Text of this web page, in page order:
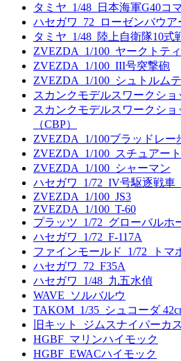
タミヤ_1/48_日本海軍G40コ
ハセガワ_72_ローゼンバウア
タミヤ_1/48_陸上自衛隊10式
ZVEZDA_1/100_ヤークトテ
ZVEZDA_1/100_III号突撃砲
ZVEZDA_1/100_シュトルム
スカンクモデルスワークショ
スカンクモデルスワークショ
（CBP）
ZVEZDA_1/100ブラッドレー
ZVEZDA_1/100_スチュアート
ZVEZDA_1/100_シャーマン
ハセガワ_1/72_IV号駆逐戦車
ZVEZDA_1/100_JS3
ZVEZDA_1/100_T-60
プラッツ_1/72_グローバルホ
ハセガワ_1/72_F-117A
ファインモールド_1/72_トマ
ハセガワ_72_F35A
ハセガワ_1/48_九五水偵
WAVE_ソルバルウ
TAKOM_1/35_シュコーダ
旧キット_ジムスナイパーカ
HGBF_マリンハイモック
HGBF_EWACハイモック